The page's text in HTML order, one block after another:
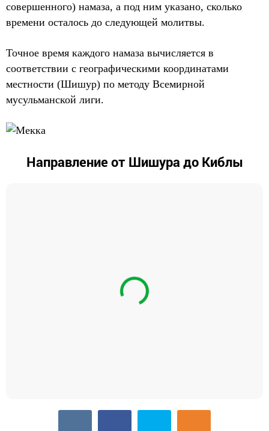
совершенного) намаза, а под ним указано, сколько
времени осталось до следующей молитвы.
Точное время каждого намаза вычисляется в
соответствии с географическими координатами
местности (Шишур) по методу Всемирной
мусульманской лиги.
Направление от Шишура до Киблы